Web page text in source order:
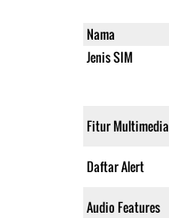
Nama
Jenis SIM
Fitur Multimedia
Daftar Alert
Audio Features